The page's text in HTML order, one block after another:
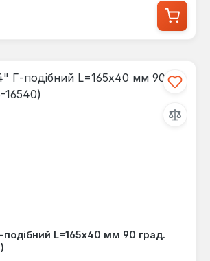
L=165х40 мм 90 град.